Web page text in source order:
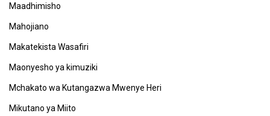
Maadhimisho
Mahojiano
Makatekista Wasafiri
Maonyesho ya kimuziki
Mchakato wa Kutangazwa Mwenye Heri
Mikutano ya Miito